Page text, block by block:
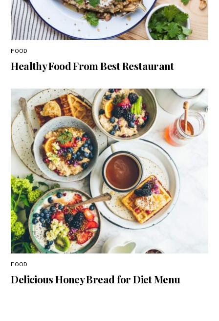
FOOD
Healthy Food From Best Restaurant
FOOD
Delicious Honey Bread for Diet Menu